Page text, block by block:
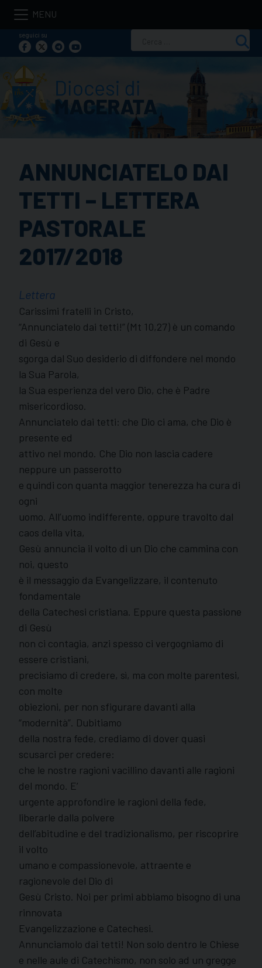
Skip
contentseguici su
per:
ANNUNCIATELO DAI
TETTI – LETTERA
PASTORALE
2017/2018
Lettera
Carissimi fratelli in Cristo,
“Annunciatelo dai tetti!” (Mt 10,27) è un comando
di Gesù e
sgorga dal Suo desiderio di diffondere nel mondo
la Sua Parola,
la Sua esperienza del vero Dio, che è Padre
misericordioso.
Annunciatelo dai tetti: che Dio ci ama, che Dio è
presente ed
attivo nel mondo. Che Dio non lascia cadere
neppure un passerotto
e quindi con quanta maggior tenerezza ha cura di
ogni
uomo. All’uomo indifferente, oppure travolto dal
caos della vita,
Gesù annuncia il volto di un Dio che cammina con
noi, questo
è il messaggio da Evangelizzare, il contenuto
fondamentale
della Catechesi cristiana. Eppure questa passione
di Gesù
non ci contagia, anzi spesso ci vergogniamo di
essere cristiani,
precisiamo di credere, sì, ma con molte parentesi,
con molte
obiezioni, per non sfigurare davanti alla
“modernità”. Dubitiamo
della nostra fede, crediamo di dover quasi
scusarci per credere:
che le nostre ragioni vacillino davanti alle ragioni
del mondo. E’
urgente approfondire le ragioni della fede,
liberarle dalla polvere
dell’abitudine e del tradizionalismo, per riscoprire
il volto
umano e compassionevole, attraente e
ragionevole del Dio di
Gesù Cristo. Noi per primi abbiamo bisogno di una
rinnovata
Evangelizzazione e Catechesi.
Annunciamolo dai tetti! Non solo dentro le Chiese
e nelle aule di Catechismo, non solo ad un gregge